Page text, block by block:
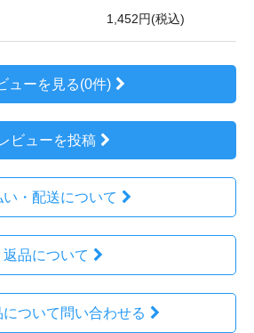
1,452円(税込)
ューを見る(0件)
ビューを投稿
い・配送について
返品について
について問い合わせる